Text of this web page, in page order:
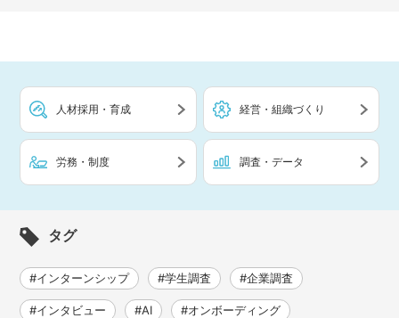
人材採用・育成 経営・組織づくり
労務・制度 調査・データ
タグ
#インターンシップ #学生調査 #企業調査
#インタビュー #AI #オンボーディング